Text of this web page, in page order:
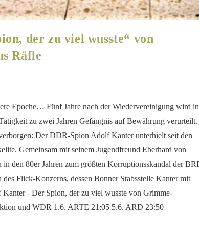
der zu viel wusste“ von
Räfle
Epoche… Fünf Jahre nach der Wiedervereinigung wird in
zu zwei Jahren Gefängnis auf Bewährung verurteilt.
Der DDR-Spion Adolf Kanter unterhielt seit den
Gemeinsam mit seinem Jugendfreund Eberhard von
den 80er Jahren zum größten Korruptionsskandal der
Flick-Konzerns, dessen Bonner Stabsstelle Kanter mit
- Der Spion, der zu viel wusste von Grimme-
und WDR 1.6. ARTE 21:05 5.6. ARD 23:50